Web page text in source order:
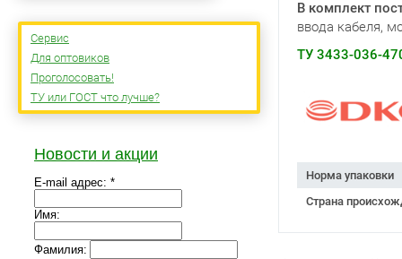
Сервис
Для оптовиков
Проголосовать!
ТУ или ГОСТ что лучше?
Новости и акции
E-mail адрес: *
Имя:
Фамилия:
В комплект
ввода кабеля,
ТУ 3433-036-
Норма упаковки
Страна